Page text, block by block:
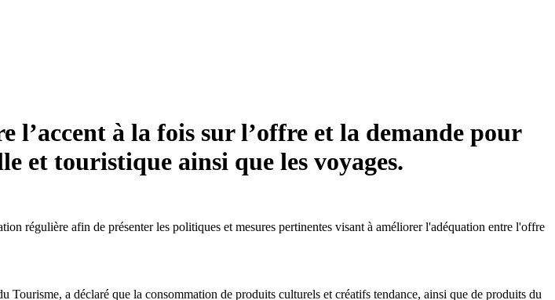
à la fois sur l’offre et la demande pour
et touristique ainsi que les voyages.
régulière afin de présenter les politiques et mesures pertinentes visant à améliorer l'adéquation entre l'offre
a déclaré que la consommation de produits culturels et créatifs tendance, ainsi que de produits du